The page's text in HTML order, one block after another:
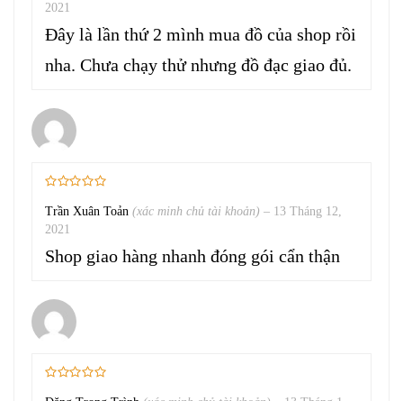
2021
Đây là lần thứ 2 mình mua đồ của shop rồi
nha. Chưa chạy thử nhưng đồ đạc giao đủ.
Trần Xuân Toản (xác minh chủ tài khoản) – 13 Tháng 12,
2021
Shop giao hàng nhanh đóng gói cẩn thận